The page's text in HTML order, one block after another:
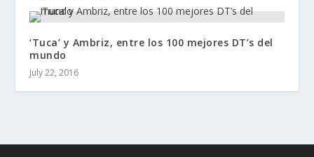
‘Tuca’ y Ambriz, entre los 100 mejores DT’s del
mundo
July 22, 2016